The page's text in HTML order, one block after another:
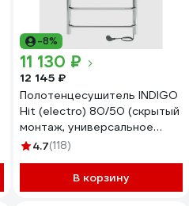
-8%
11 130 ₽
12 145 ₽
Полотенцесушитель INDIGO
Hit (electro) 80/50 (скрытый
монтаж, универсальное
подключение R/L,
4.7(118)
В корзину